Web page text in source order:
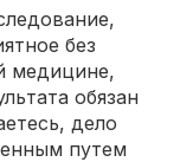
без
медицине,
обязан
дело
путем